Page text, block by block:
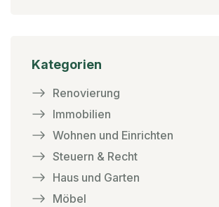
Kategorien
Renovierung
Immobilien
Wohnen und Einrichten
Steuern & Recht
Haus und Garten
Möbel